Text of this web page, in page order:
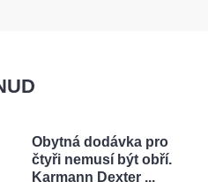
Obytná dodávka pro
čtyři nemusí být obří.
Karmann Dexter ...